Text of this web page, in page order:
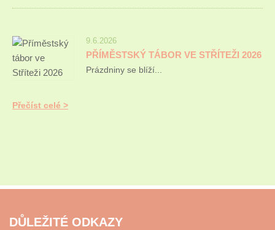
9.6.2026
PŘÍMĚSTSKÝ TÁBOR VE STŘÍTEŽI 2026
Prázdniny se blíží...
Přečíst celé
DŮLEŽITÉ ODKAZY